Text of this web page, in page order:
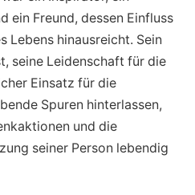
ein Freund, dessen Einfluss
Lebens hinausreicht. Sein
seine Leidenschaft für die
Einsatz für die
Spuren hinterlassen,
und die
seiner Person lebendig